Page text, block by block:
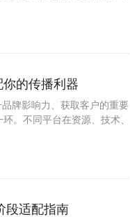
的传播利器
牌影响力、获取客户的重要
。不同平台在资源、技术、
段适配指南